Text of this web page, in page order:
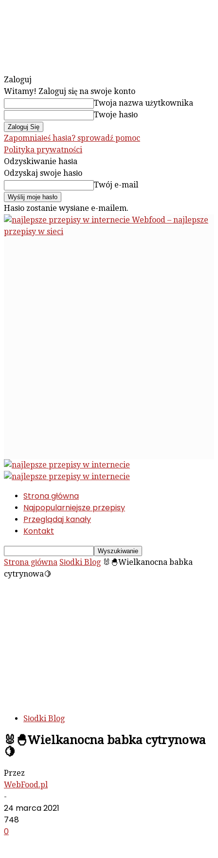
Zaloguj
Witamy! Zaloguj się na swoje konto
Twoja nazwa użytkownika
Twoje hasło
Zapomniałeś hasła? sprowadź pomoc
Polityka prywatności
Odzyskiwanie hasła
Odzyskaj swoje hasło
Twój e-mail
Hasło zostanie wysłane e-mailem.
Webfood – najlepsze
przepisy w sieci
Strona główna
Najpopularniejsze przepisy
Przeglądaj kanały
Kontakt
Strona główna Słodki Blog 🐰🐣Wielkanocna babka
cytrynowa🍋
Słodki Blog
🐰🐣Wielkanocna babka cytrynowa
🍋
Przez
WebFood.pl
-
24 marca 2021
748
0